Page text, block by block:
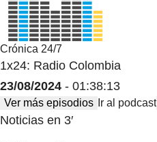
Crónica 24/7
1x24: Radio Colombia
23/08/2024 - 01:38:13
Ver más episodios Ir al podcast
Noticias en 3′